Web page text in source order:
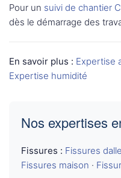
Pour un suivi de chantier
dès le démarrage des
En savoir plus : Expertise
Expertise humidité
Nos expertises
Fissures : Fissures dalle
Fissures maison ·